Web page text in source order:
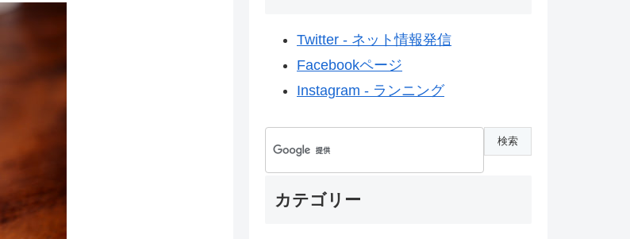
Twitter - ネット情報発信
Facebookページ
Instagram - ランニング
カテゴリー